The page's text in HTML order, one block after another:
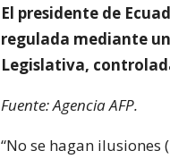
El presidente de
regulada mediante
Legislativa,
Fuente: Agencia AFP.
“No se hagan